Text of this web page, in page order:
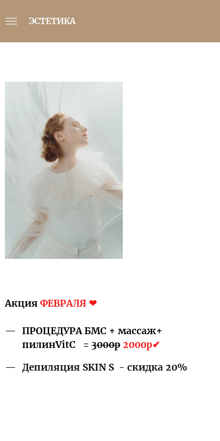
ЭСТЕТИКА
Акция ФЕВРАЛЯ ❤
ПРОЦЕДУРА БМС + массаж+
пилинVitC
=3000р 2000р✔
Депиляция SKIN S - скидка 20%